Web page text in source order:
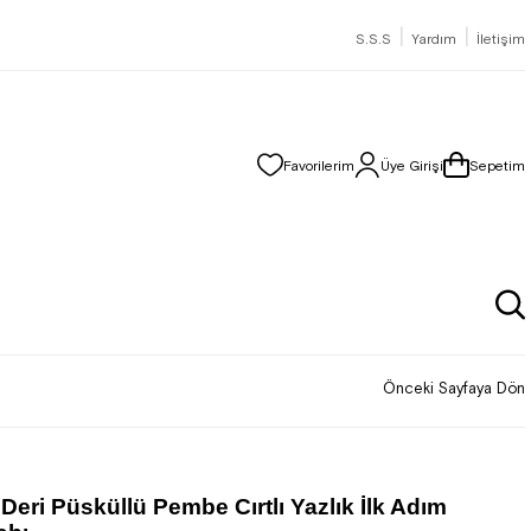
S.S.S | Yardım | İletişim
Favorilerim Üye Girişi Sepetim
Önceki Sayfaya Dön
Püsküllü Pembe Cırtlı Yazlık İlk Adım